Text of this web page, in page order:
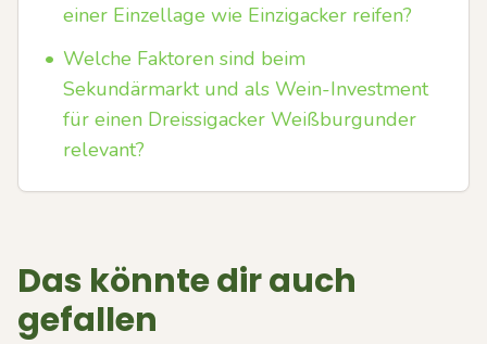
einer Einzellage wie Einzigacker reifen?
• Welche Faktoren sind beim
Sekundärmarkt und als Wein-Investment
für einen Dreissigacker Weißburgunder
relevant?
Das könnte dir auch
gefallen